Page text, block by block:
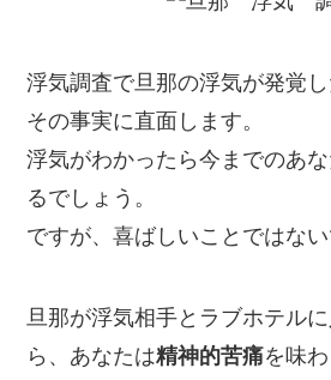
浮気調査で旦那の浮気が発覚
その事実に直面します。
浮気がわかったら今までのあ
るでしょう。
ですが、喜ばしいことではない
旦那が浮気相手とラブホテル
ら、あなたは精神的苦痛を味